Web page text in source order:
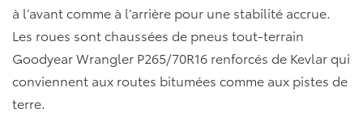
à l’avant comme à l’arrière pour une stabilité accrue.
Les roues sont chaussées de pneus tout-terrain
Goodyear Wrangler P265/70R16 renforcés de Kevlar qui
conviennent aux routes bitumées comme aux pistes de
terre.